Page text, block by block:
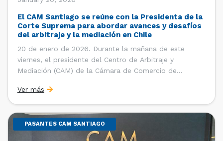
El CAM Santiago se reúne con la Presidenta de la
Corte Suprema para abordar avances y desafíos
del arbitraje y la mediación en Chile
20 de enero de 2026. Durante la mañana de este
viernes, el presidente del Centro de Arbitraje y
Mediación (CAM) de la Cámara de Comercio de
del CAM Santiago, Ximena Vial; y el gerente general de
la CCS, Carlos Soublette, sostuvieron un encuentro […]
Ver más
PASANTES CAM SANTIAGO